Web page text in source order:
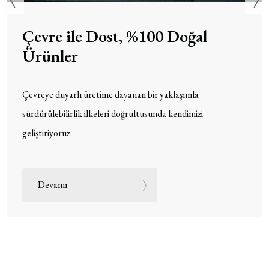
Çevre ile Dost, %100 Doğal
Ürünler
Çevreye duyarlı üretime dayanan bir yaklaşımla
sürdürülebilirlik ilkeleri doğrultusunda kendimizi
geliştiriyoruz.
Devamı